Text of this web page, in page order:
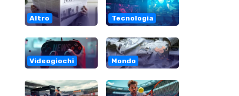
Altro Tecnologia
Videogiochi Mondo